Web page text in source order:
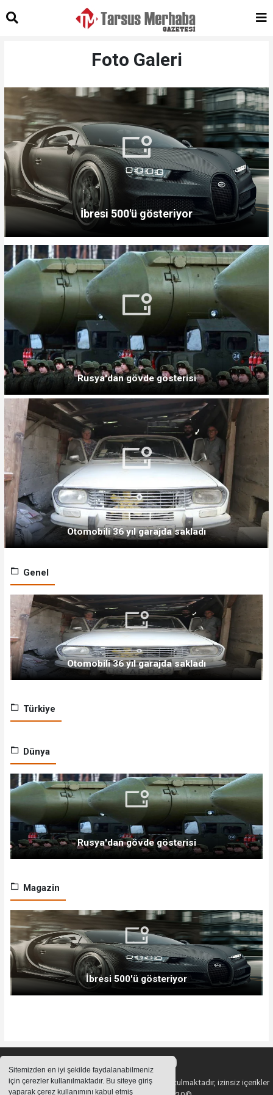
Sitemizden en iyi şekilde faydalanabilmeniz
için çerezler kullanılmaktadır. Bu siteye giriş
yaparak çerez kullanımını kabul etmiş
Foto Galeri
İbresi 500'ü gösteriyor
Rusya'dan gövde gösterisi
Otomobili 36 yıl garajda sakladı
Genel
Otomobili 36 yıl garajda sakladı
Türkiye
Dünya
Rusya'dan gövde gösterisi
Magazin
İbresi 500'ü gösteriyor
Sitemizde bulunan içeriklerin tüm hakları saklı tutulmaktadır, izinsiz içerikler